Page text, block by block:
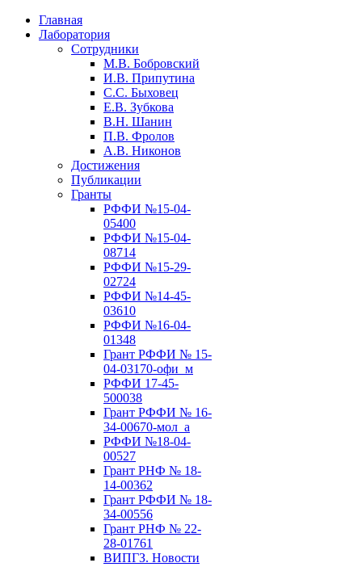
Главная
Лаборатория
Сотрудники
М.В. Бобровский
И.В. Припутина
С.С. Быховец
Е.В. Зубкова
В.Н. Шанин
П.В. Фролов
А.В. Никонов
Достижения
Публикации
Гранты
РФФИ №15-04-
05400
РФФИ №15-04-
08714
РФФИ №15-29-
02724
РФФИ №14-45-
03610
РФФИ №16-04-
01348
Грант РФФИ № 15-
04-03170-офи_м
РФФИ 17-45-
500038
Грант РФФИ № 16-
34-00670-мол_а
РФФИ №18-04-
00527
Грант РНФ № 18-
14-00362
Грант РФФИ № 18-
34-00556
Грант РНФ № 22-
28-01761
ВИПГЗ. Новости